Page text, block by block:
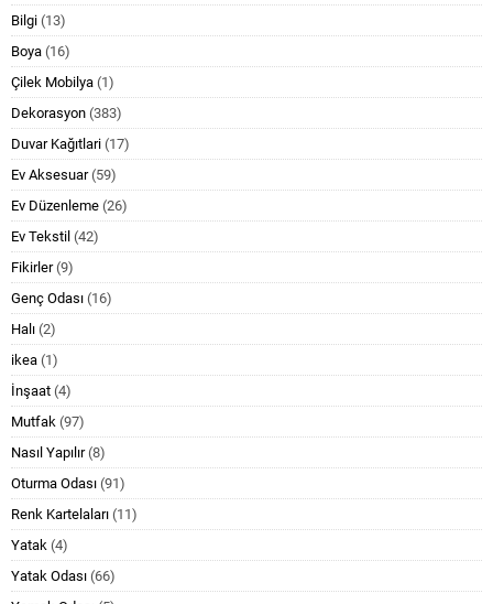
Bilgi (13)
Boya (16)
Çilek Mobilya (1)
Dekorasyon (383)
Duvar Kağıtlari (17)
Ev Aksesuar(59)
Ev Düzenleme (26)
Ev Tekstil (42)
Fikirler(9)
Genç Odası (16)
Halı (2)
ikea (1)
İnşaat (4)
Mutfak (97)
Nasıl Yapılır(8)
Oturma Odası (91)
Renk Kartelaları (11)
Yatak (4)
Yatak Odası (66)